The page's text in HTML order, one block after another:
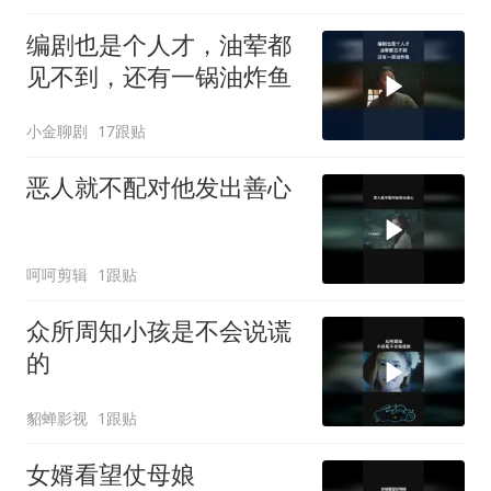
编剧也是个人才，油荤都
见不到，还有一锅油炸鱼
小金聊剧 17跟贴
恶人就不配对他发出善心
呵呵剪辑 1跟贴
众所周知小孩是不会说谎
的
貂蝉影视 1跟贴
女婿看望仗母娘